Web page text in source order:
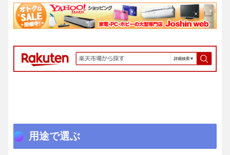
用途で選ぶ